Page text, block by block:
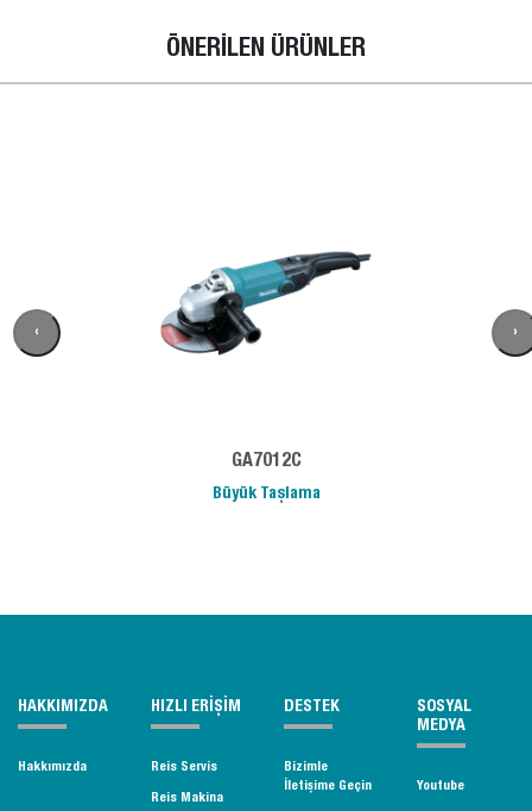
ÖNERİLEN ÜRÜNLER
GA7012C
Büyük Taşlama
‹ ›
HAKKIMIZDA
Hakkımızda
HIZLI ERİŞİM
Reis Servis
Reis Makina
DESTEK
Bizimle
İletişime Geçin
SOSYAL
MEDYA
Youtube